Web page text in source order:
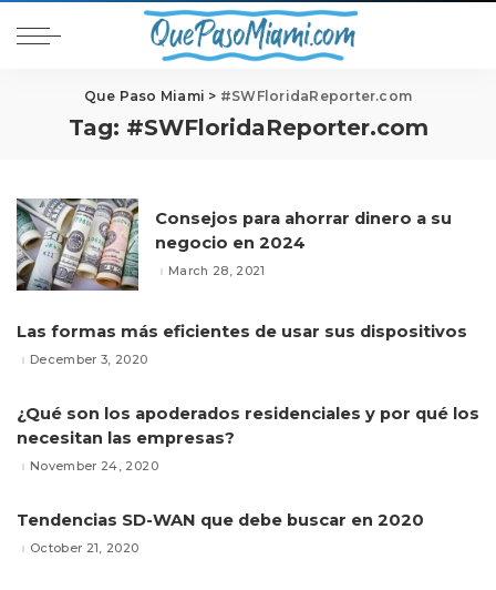
Que Paso Miami > #SWFloridaReporter.com
Tag: #SWFloridaReporter.com
Consejos para ahorrar dinero a su
negocio en 2024
March 28, 2021
Las formas más eficientes de usar sus dispositivos
December 3, 2020
¿Qué son los apoderados residenciales y por qué los
necesitan las empresas?
November 24, 2020
Tendencias SD-WAN que debe buscar en 2020
October 21, 2020